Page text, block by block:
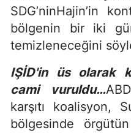
SDG’ninHajin’in
bölgenin bir iki
temizleneceğini
IŞİD'in üs olarak
cami vuruldu…
karşıtı koalisyon,
bölgesinde